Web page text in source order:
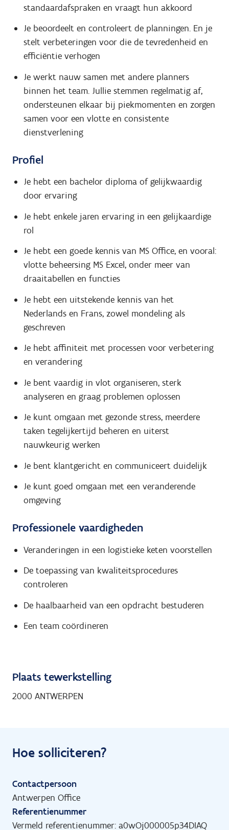
standaardafspraken en vraagt hun akkoord
Je beoordeelt en controleert de planningen. En je
stelt verbeteringen voor die de tevredenheid en
efficiëntie verhogen
Je werkt nauw samen met andere planners
binnen het team. Jullie stemmen regelmatig af,
ondersteunen elkaar bij piekmomenten en zorgen
samen voor een vlotte en consistente
dienstverlening
Profiel
Je hebt een bachelor diploma of gelijkwaardig
door ervaring
Je hebt enkele jaren ervaring in een gelijkaardige
rol
Je hebt een goede kennis van MS Office, en vooral:
vlotte beheersing MS Excel, onder meer van
draaitabellen en functies
Je hebt een uitstekende kennis van het
Nederlands en Frans, zowel mondeling als
geschreven
Je hebt affiniteit met processen voor verbetering
en verandering
Je bent vaardig in vlot organiseren, sterk
analyseren en graag problemen oplossen
Je kunt omgaan met gezonde stress, meerdere
taken tegelijkertijd beheren en uiterst
nauwkeurig werken
Je bent klantgericht en communiceert duidelijk
Je kunt goed omgaan met een veranderende
omgeving
Professionele vaardigheden
Veranderingen in een logistieke keten voorstellen
De toepassing van kwaliteitsprocedures
controleren
De haalbaarheid van een opdracht bestuderen
Een team coördineren
Plaats tewerkstelling
2000 ANTWERPEN
Hoe solliciteren?
Contactpersoon
Antwerpen Office
Referentienummer
Vermeld referentienummer: a0wOj000005p34DIAQ